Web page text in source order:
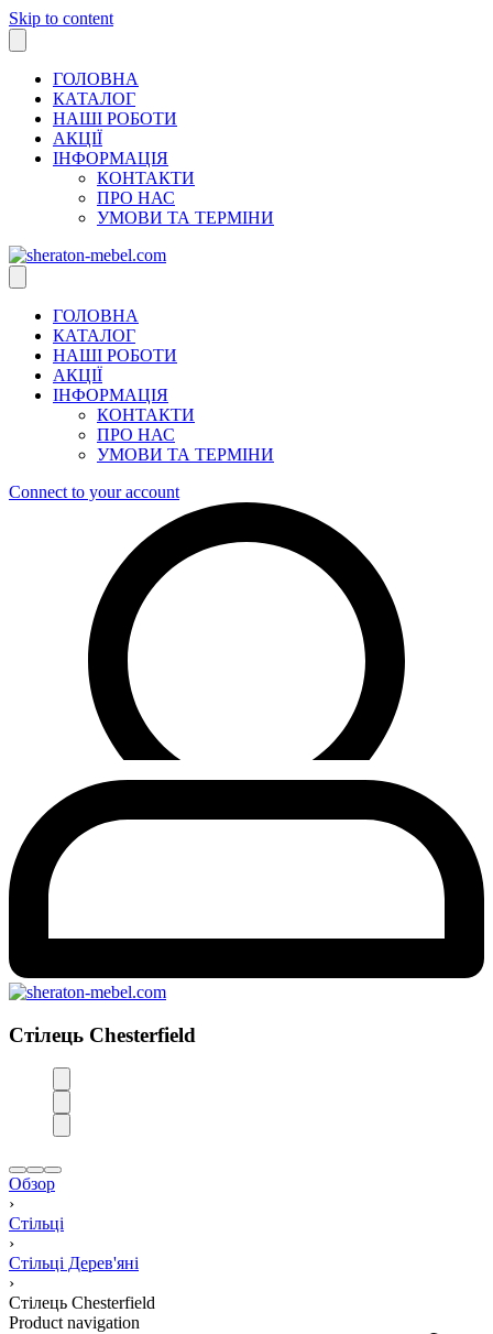
Skip to content
ГОЛОВНА
КАТАЛОГ
НАШІ РОБОТИ
АКЦІЇ
ІНФОРМАЦІЯ
КОНТАКТИ
ПРО НАС
УМОВИ ТА ТЕРМІНИ
ГОЛОВНА
КАТАЛОГ
НАШІ РОБОТИ
АКЦІЇ
ІНФОРМАЦІЯ
КОНТАКТИ
ПРО НАС
УМОВИ ТА ТЕРМІНИ
Connect to your account
Стілець Chesterfield
Обзор
›
Стільці
›
Стільці Дерев'яні
›
Стілець Chesterfield
Product navigation